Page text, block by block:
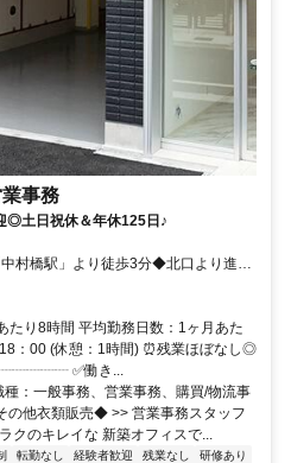
事務
◎土日祝休＆年休125日♪
村橋駅」より徒歩3分◆北口より進
、まっすぐ進むと「中央衣料株式会
たり8時間 平均勤務日数：1ヶ月あた
：00 (休憩：1時間) ⏰残業ほぼなし◎
✅働き...
：一般事務、営業事務、購買/物流事
の他衣類販売◆ >> 営業事務スタッフ
クのキレイな 新築オフィスで...
転勤なし 経験者歓迎 残業なし
研修あり